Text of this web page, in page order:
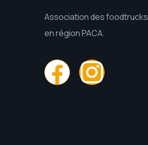
Association des foodtrucks
en région PACA.